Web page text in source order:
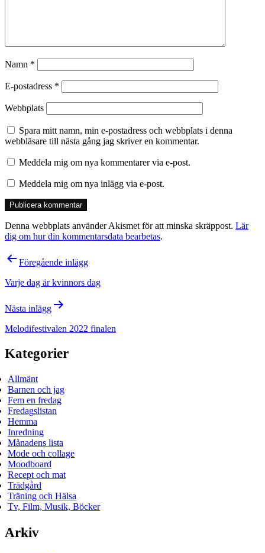
Namn *
E-postadress *
Webbplats
Spara mitt namn, min e-postadress och webbplats i denna
webbläsare till nästa gång jag skriver en kommentar.
Meddela mig om nya kommentarer via e-post.
Meddela mig om nya inlägg via e-post.
Denna webbplats använder Akismet för att minska skräppost. Lär
dig om hur din kommentarsdata bearbetas.
Inläggsnavigering
Föregående inlägg
Varje dag är kvinnors dag
Nästa inlägg
Melodifestivalen 2022 finalen
Kategorier
Allmänt
Barnen och jag
Fem en fredag
Fredagslistan
Hemma
Inredning
Månadens lista
Mode och collage
Moodboard
Recept och mat
Trädgård
Träning och Hälsa
Tv, Film, Musik, Böcker
Arkiv